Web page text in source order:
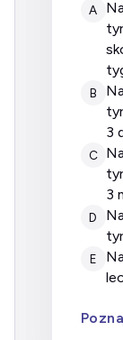
A
należy zmniejszyć dawkę
B
należy odstawić całkowicie
3
C
należy odstawić całkowicie
3
D
należy wdrożyć leczenie
E
należy skierować chorego na